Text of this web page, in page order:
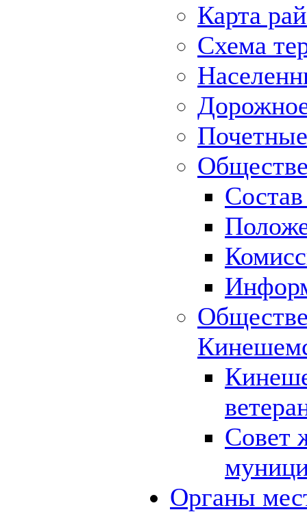
Карта
Схема
Совет
Органы